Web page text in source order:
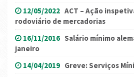
12/05/2022 ACT – Ação
rodoviário de mercadorias
16/11/2016 Salário mínimo
janeiro
14/04/2019 Greve: Serviços